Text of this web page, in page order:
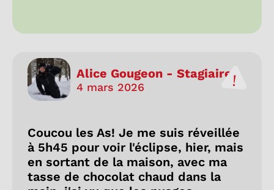
Alice Gougeon - Stagiaire
4 mars 2026
Coucou les As! Je me suis réveillée
à 5h45 pour voir l'éclipse, hier, mais
en sortant de la maison, avec ma
tasse de chocolat chaud dans la